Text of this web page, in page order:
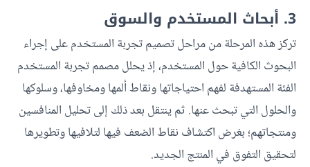
3. أبحاث المستخدم والسوق
تركز هذه المرحلة من مراحل تصميم تجربة المستخدم على إجراء
البحوث الكافية حول المستخدم، إذ يحلل مصمم تجربة المستخدم
الفئة المستهدفة لفهم احتياجاتها ونقاط ألمها ومخاوفها، وسلوكها
والحلول التي تبحث عنها. ثم ينتقل بعد ذلك إلى تحليل المنافسين
ومنتجاتهم؛ بغرض اكتشاف نقاط الضعف فيها لتلافيها وتطويرها
لتحقيق التفوق في المنتج الجديد.